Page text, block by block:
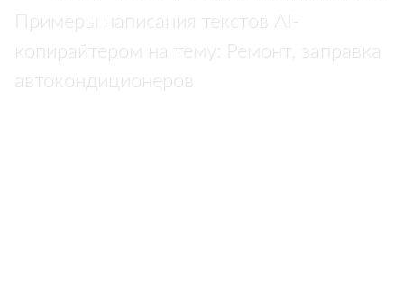
Примеры написания текстов AI-
копирайтером на тему: Ремонт, заправка
автокондиционеров